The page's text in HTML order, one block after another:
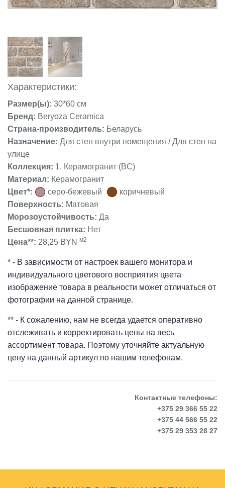
Характеристики:
Размер(ы): 30*60 см
Бренд: Beryoza Ceramica
Страна-производитель: Беларусь
Назначение: Для стен внутри помещения / Для стен на
улице
Коллекция: 1. Керамогранит (BC)
Материал: Керамогранит
Цвет*:
серо-бежевый
коричневый
Поверхность: Матовая
Морозоустойчивость: Да
Бесшовная плитка: Нет
Цена**: 28,25 BYN м2
* - В зависимости от настроек вашего монитора и
индивидуального цветового восприятия цвета
изображение товара в реальности может отличаться от
фотографии на данной странице.
** - К сожалению, нам не всегда удается оперативно
отслеживать и корректировать цены на весь
ассортимент товара. Поэтому уточняйте актуальную
цену на данный артикул по нашим телефонам.
Контактные телефоны:
+375 29 366 55 22
+375 44 566 55 22
+375 29 353 28 27